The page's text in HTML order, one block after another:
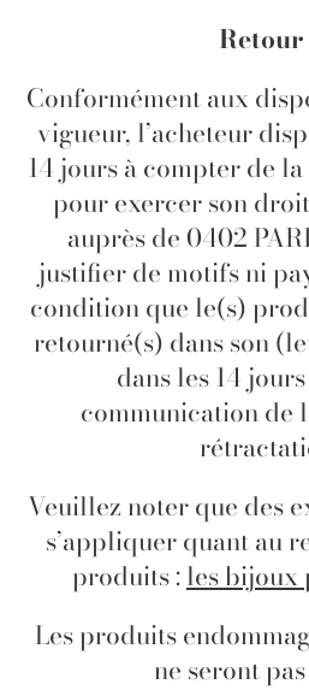
Retour
Conformément aux
vigueur, l’acheteur
14 jours à compter de
pour exercer son
auprès de 0402
justifier de motifs ni
condition que le(s)
retourné(s) dans son
dans les 14
communication de
Veuillez noter que des
s’appliquer quant au
produits :les bijoux
Les produits
ne seront